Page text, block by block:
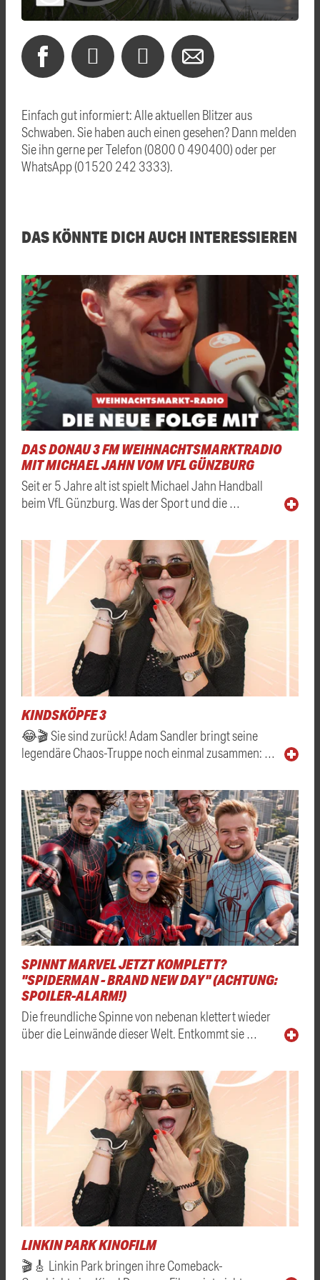
Einfach gut informiert: Alle aktuellen Blitzer aus
Schwaben. Sie haben auch einen gesehen? Dann melden
Sie ihn gerne per Telefon (0800 0 490400) oder per
WhatsApp (01520 242 3333).
DAS KÖNNTE DICH AUCH INTERESSIEREN
DAS DONAU 3 FM WEIHNACHTSMARKTRADIO
MIT MICHAEL JAHN VOM VFL GÜNZBURG
Seit er 5 Jahre alt ist spielt Michael Jahn Handball
beim VfL Günzburg. Was der Sport und die …
KINDSKÖPFE 3
😂🎬 Sie sind zurück! Adam Sandler bringt seine
legendäre Chaos-Truppe noch einmal zusammen: …
SPINNT MARVEL JETZT KOMPLETT?
"SPIDERMAN - BRAND NEW DAY" (ACHTUNG:
SPOILER-ALARM!)
Die freundliche Spinne von nebenan klettert wieder
über die Leinwände dieser Welt. Entkommt sie …
LINKIN PARK KINOFILM
🎬🎸 Linkin Park bringen ihre Comeback-